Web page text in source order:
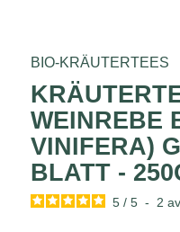
BIO-KRÄUTERTEES
WEINREBE
VINIFERA)
BLATT -
5 / 5 - 2